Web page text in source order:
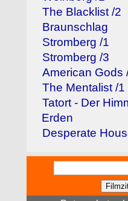
The Blacklist /2
Braunschlag
Stromberg /1
Stromberg /3
American Gods
The Mentalist /1
Tatort - Der
Erden
Desperate